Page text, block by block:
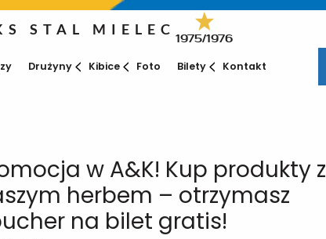
STAL MIELEC
1975/1976
Drużyny Kibice Foto Bilety Kontakt
w A&K! Kup produkty z
herbem – otrzymasz
na bilet gratis!